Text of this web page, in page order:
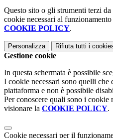
Questo sito o gli strumenti terzi
cookie necessari al
COOKIE POLICY.
Personalizza Rifiuta tutti i
Gestione cookie
In questa schermata è possibile
I cookie necessari sono quelli
piattaforma e non è possibile
Per conoscere quali sono i cookie
visionare la COOKIE POLICY.
Cookie necessari per il